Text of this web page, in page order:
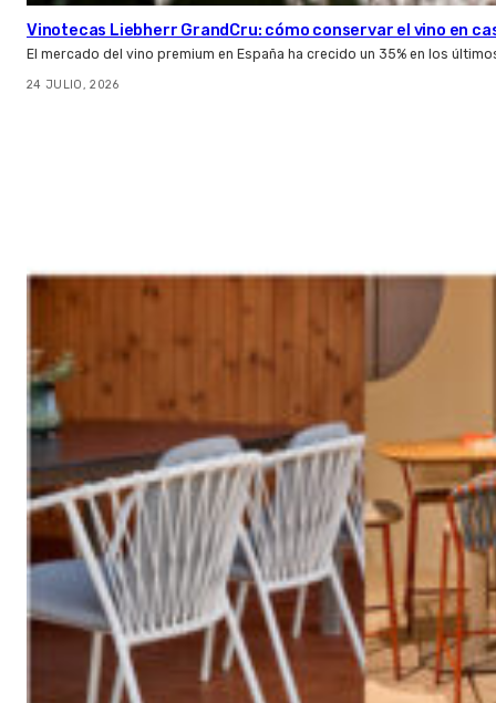
Vinotecas Liebherr GrandCru: cómo conservar el vino en
El mercado del vino premium en España ha crecido un 35% en los
24 JULIO, 2026